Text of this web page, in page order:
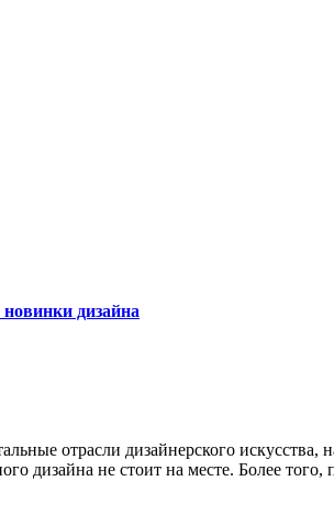
дизайна
отрасли дизайнерского искусства,
дизайна не стоит на месте. Более того,